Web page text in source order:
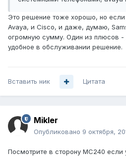
Это решение тоже хорошо, но если
Avaya, и Cisco, и даже, думаю,
огромную сумму. Один из плюсов -
удобное в обслуживании решение.
Вставить ник Цитата
Mikler
Опубликовано 9 октября,
Посмотрите в сторону МС240 если